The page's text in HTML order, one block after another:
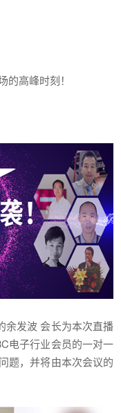
高峰时刻！
余发波 会长为本次直播
电子行业会员的一对一
题，并将由本次会议的